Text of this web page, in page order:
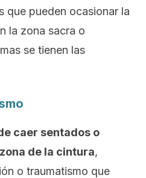
que pueden ocasionar la
la zona sacra o
se tienen las
caer sentados o
de la cintura,
o traumatismo que